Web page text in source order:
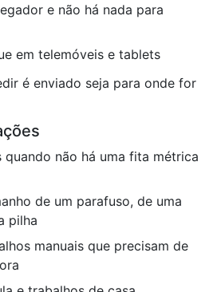
e não há nada para
em telemóveis e tablets
é enviado seja para onde for
quando não há uma fita métrica
de um parafuso, de uma
pilha
manuais que precisam de